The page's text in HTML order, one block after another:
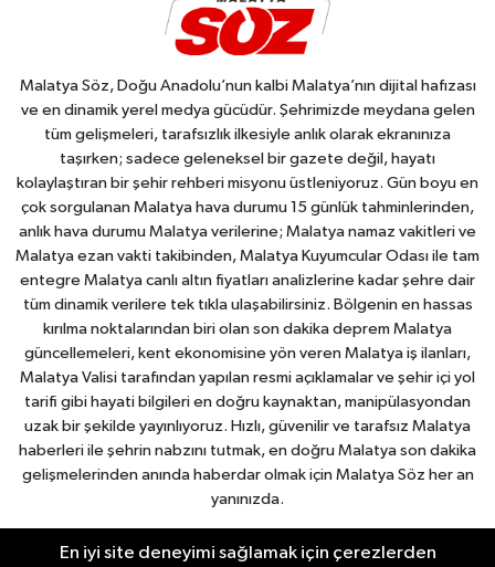
Malatya Söz, Doğu Anadolu’nun kalbi Malatya’nın dijital hafızası
ve en dinamik yerel medya gücüdür. Şehrimizde meydana gelen
tüm gelişmeleri, tarafsızlık ilkesiyle anlık olarak ekranınıza
taşırken; sadece geleneksel bir gazete değil, hayatı
kolaylaştıran bir şehir rehberi misyonu üstleniyoruz. Gün boyu en
çok sorgulanan Malatya hava durumu 15 günlük tahminlerinden,
anlık hava durumu Malatya verilerine; Malatya namaz vakitleri ve
Malatya ezan vakti takibinden, Malatya Kuyumcular Odası ile tam
entegre Malatya canlı altın fiyatları analizlerine kadar şehre dair
tüm dinamik verilere tek tıkla ulaşabilirsiniz. Bölgenin en hassas
kırılma noktalarından biri olan son dakika deprem Malatya
güncellemeleri, kent ekonomisine yön veren Malatya iş ilanları,
Malatya Valisi tarafından yapılan resmi açıklamalar ve şehir içi yol
tarifi gibi hayati bilgileri en doğru kaynaktan, manipülasyondan
uzak bir şekilde yayınlıyoruz. Hızlı, güvenilir ve tarafsız Malatya
haberleri ile şehrin nabzını tutmak, en doğru Malatya son dakika
gelişmelerinden anında haberdar olmak için Malatya Söz her an
yanınızda.
Malatya Nöbetçi Eczaneler
En iyi site deneyimi sağlamak için çerezlerden